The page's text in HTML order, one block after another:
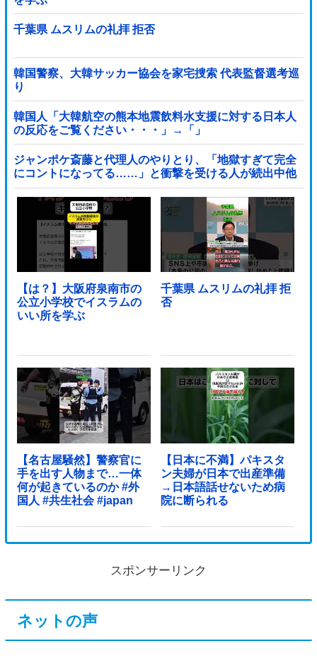
千葉県 ムスリムの礼拝 拒否
韓国警察、大韓サッカー協会を家宅捜索 代表監督選考巡
り
韓国人「大韓航空の熊本地震飲料水支援に対する日本人
の反応をご覧ください・・・」→「」
ジャンポケ斎藤と代理人のやりとり、「地獄すぎて完全
にコントになってる……」と衝撃を受ける人が続出中他
【は？】大阪府泉南市の
公立小学校でイスラムの
いい所を学ぶ
千葉県 ムスリムの礼拝 拒
否
【名古屋騒然】警察官に
手を出す人物まで…一体
何が起きているのか #外
国人 #共生社会 #japan
【日本に不満】パキスタ
ン夫婦が日本で出産準備
→日本語話せないため病
院に断られる
スポンサーリンク
ネットの声